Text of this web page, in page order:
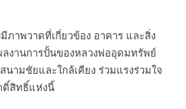
ภาพวาดที่เกี่ยวข้อง อาคาร และสิ่ง
ลงานการปั้นของหลวงพ่ออุดมทรัพย์
ามชัยและใกล้เคียง ร่วมแรงร่วมใจ
ดิ์สิทธิ์แห่งนี้